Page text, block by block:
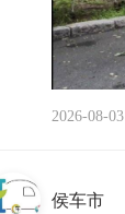
2026-08-03
侯车市